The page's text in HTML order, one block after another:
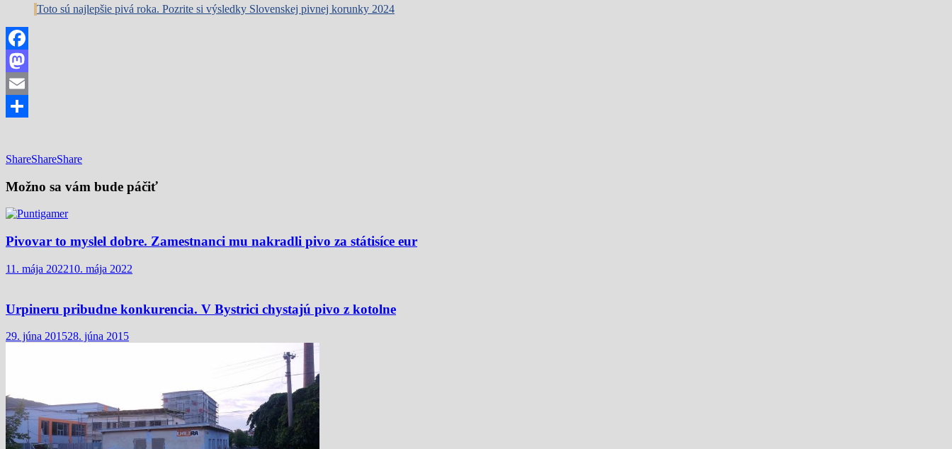
Toto sú najlepšie pivá roka. Pozrite si výsledky Slovenskej pivnej korunky 2024
Facebook
Mastodon
Email
ShareShareShare
Možno sa vám bude páčiť
Pivovar to myslel dobre. Zamestnanci mu nakradli pivo za státisíce eur
11. mája 202210. mája 2022
Urpineru pribudne konkurencia. V Bystrici chystajú pivo z kotolne
29. júna 201528. júna 2015